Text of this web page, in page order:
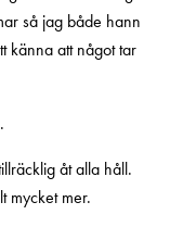
så jag både hann
känna att något tar
åt alla håll.
mycket mer.